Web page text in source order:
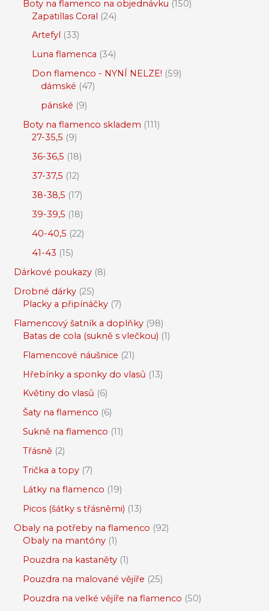
Boty na flamenco na objednávku 150
Zapatillas Coral 24
Artefyl
33
Luna flamenca 34
Don flamenco - NYNÍ NELZE! 59
dámské 47
pánské 9
Boty na flamenco skladem 111
27-35,5 9
36-36,5 18
37-37,5 12
38-38,5 17
39-39,5 18
40-40,5 22
41-43 15
Dárkové poukazy 8
Drobné dárky 25
Placky a připínáčky 7
Flamencový šatník a doplňky 98
Batas de cola (sukně s vlečkou) 1
Flamencové náušnice 21
Hřebínky a sponky do vlasů 13
Květiny do vlasů 6
Šaty na flamenco 6
Sukně na flamenco 11
Třásně 2
Trička a topy 7
Látky na flamenco 19
Picos (šátky s třásněmi) 13
Obaly na potřeby na flamenco 92
Obaly na mantóny 1
Pouzdra na kastaněty 1
Pouzdra na malované vějíře 25
Pouzdra na velké vějíře na flamenco 50